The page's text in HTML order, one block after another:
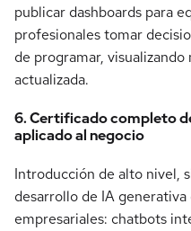
publicar dashboards para
profesionales tomar
de programar,
actualizada.
6. Certificado completo
aplicado al negocio
Introducción de alto nivel,
desarrollo de IA
empresariales: chatbots